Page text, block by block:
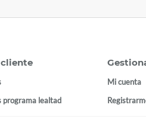
cliente
programa lealtad
Mi cuenta